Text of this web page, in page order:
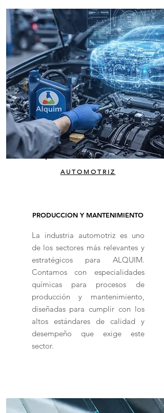
AUTOMOTRIZ
PRODUCCION Y MANTENIMIENTO
La industria automotriz es uno
de los sectores más relevantes y
estratégicos para ALQUIM.
Contamos con especialidades
químicas para procesos de
producción y mantenimiento,
diseñadas para cumplir con los
altos estándares de calidad y
desempeño que exige este
sector.